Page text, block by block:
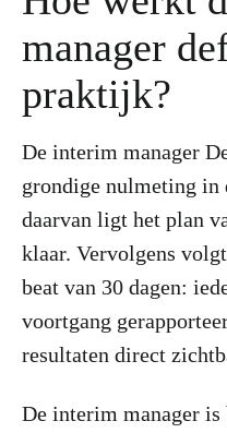
manager
praktijk?
De interim manager
grondige nulmeting in
daarvan ligt het plan
klaar. Vervolgens
beat van 30 dagen:
voortgang
resultaten direct
De interim manager is